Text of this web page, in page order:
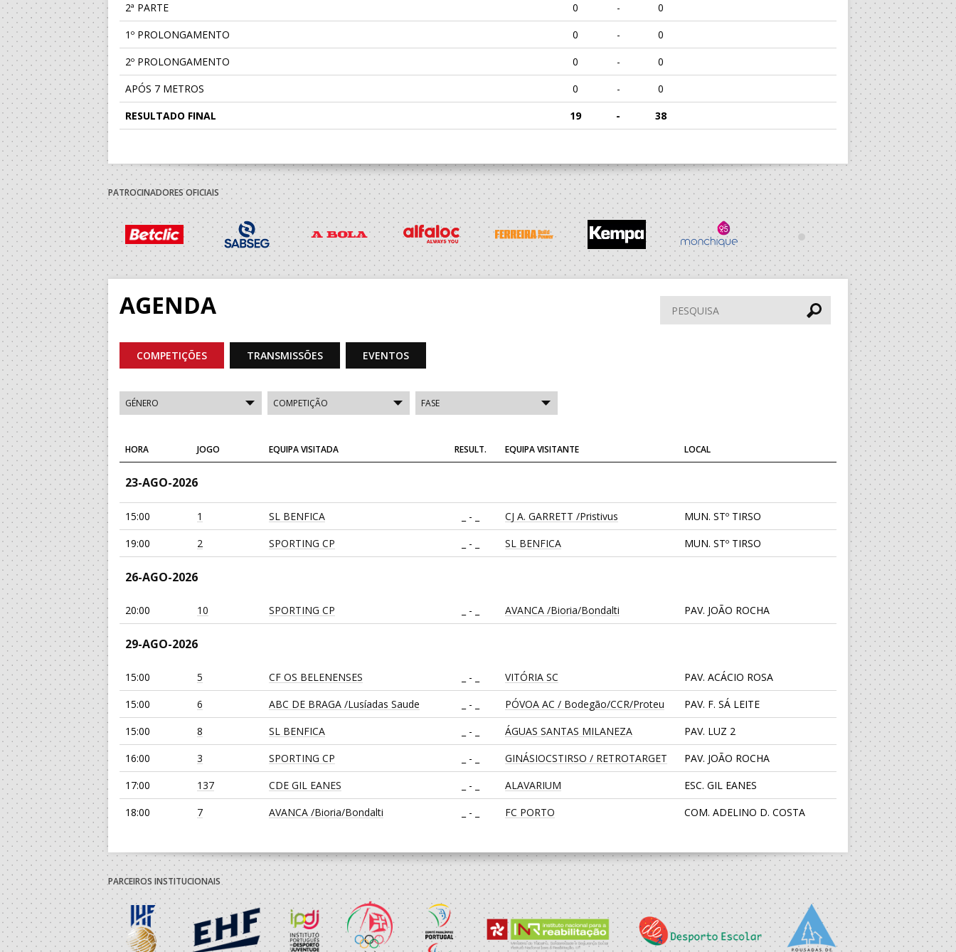
2ª PARTE
0 -
0
1º PROLONGAMENTO
0 -
0
2º PROLONGAMENTO
0 -
0
APÓS 7 METROS
0 -
0
RESULTADO FINAL
19 - 38
PATROCINADORES OFICIAIS
AGENDA Pesquisar
COMPETIÇÕES TRANSMISSÕES EVENTOS
HORA JOGO EQUIPA VISITADA RESULT. EQUIPA VISITANTE LOCAL
23-AGO-2026
15:00 1 SL BENFICA _ - _ CJ A. GARRETT /Pristivus
MUN. STº TIRSO
19:00
2 SPORTING CP _ - _ SL BENFICA MUN. STº TIRSO
26-AGO-2026
20:00 10 SPORTING CP _ - _ AVANCA /Bioria/Bondalti PAV. JOÃO ROCHA
29-AGO-2026
15:00 5 CF OS BELENENSES _ - _ VITÓRIA SC
PAV. ACÁCIO ROSA
15:00
6 ABC DE BRAGA /Lusíadas Saude _ - _ PÓVOA AC / Bodegão/CCR/Proteu
PAV. F. SÁ LEITE
15:00
8 SL BENFICA _ - _ ÁGUAS SANTAS MILANEZA
PAV. LUZ 2
16:00
3 SPORTING CP _ - _ GINÁSIOCSTIRSO / RETROTARGET
PAV. JOÃO ROCHA
17:00
137 CDE GIL EANES _ - _ ALAVARIUM
ESC. GIL EANES
18:00
7 AVANCA /Bioria/Bondalti _ - _ FC PORTO
COM. ADELINO D. COSTA
19:00 139 JUVE LIS _ - _ CALE
CENTRO DESPORTIVO JUVE
LIS
30-AGO-2026
14:00 138 ABC DE BRAGA /OBO Bettermann _ - _ AD ACADEMIA ANDEBOL SPS PAV. F. SÁ LEITE
PARCEIROS INSTITUCIONAIS